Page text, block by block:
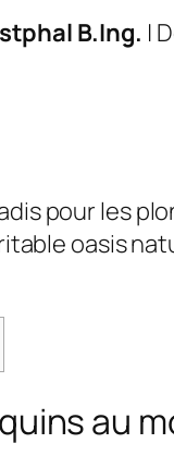
B.Ing. |
pour les
oasis
au